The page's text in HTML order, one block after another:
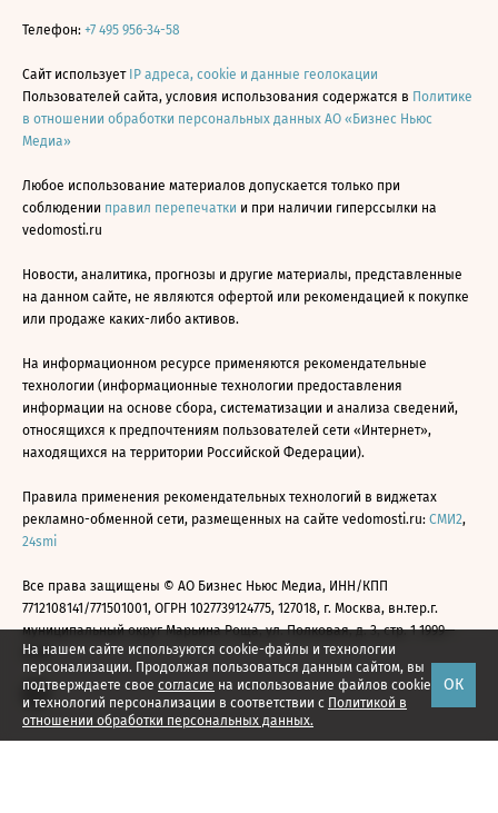
На нашем сайте используются cookie-файлы и технологии
персонализации. Продолжая пользоваться данным сайтом, вы
подтверждаете свое согласие на использование файлов cookie
и технологий персонализации в соответствии с Политикой в
отношении обработки персональных данных.
ОК
Телефон: +7 495 956-34-58
Сайт использует IP адреса, cookie и данные геолокации
Пользователей сайта, условия использования содержатся в Политике
в отношении обработки персональных данных АО «Бизнес Ньюс
Медиа»
Любое использование материалов допускается только при
соблюдении правил перепечатки и при наличии гиперссылки на
vedomosti.ru
Новости, аналитика, прогнозы и другие материалы, представленные
на данном сайте, не являются офертой или рекомендацией к покупке
или продаже каких-либо активов.
На информационном ресурсе применяются рекомендательные
технологии (информационные технологии предоставления
информации на основе сбора, систематизации и анализа сведений,
относящихся к предпочтениям пользователей сети «Интернет»,
находящихся на территории Российской Федерации).
Правила применения рекомендательных технологий в виджетах
рекламно-обменной сети, размещенных на сайте vedomosti.ru: СМИ2,
24smi
Все права защищены © АО Бизнес Ньюс Медиа, ИНН/КПП
7712108141/771501001, ОГРН 1027739124775, 127018, г. Москва, вн.тер.г.
муниципальный округ Марьина Роща, ул. Полковая, д. 3, стр. 1 1999—
2026